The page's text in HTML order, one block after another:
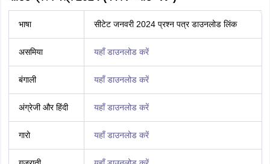
भाषा सीटेट जनवरी 2024 प्रश्न पत्र डाउनलोड लिंक
असमिया यहाँ डाउनलोड करें
बंगाली यहाँ डाउनलोड करें
अंग्रेजी और हिंदी यहाँ डाउनलोड करें
गारो यहाँ डाउनलोड करें